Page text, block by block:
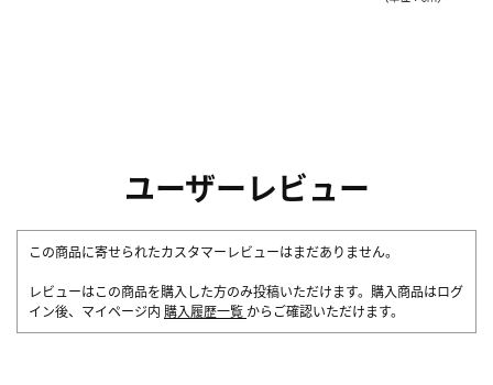
ユーザーレビュー
この商品に寄せられたカスタマーレビューはまだありません。
レビューはこの商品を購入した方のみ投稿いただけます。購入商品はログ
イン後、マイページ内 購入履歴一覧 からご確認いただけます。